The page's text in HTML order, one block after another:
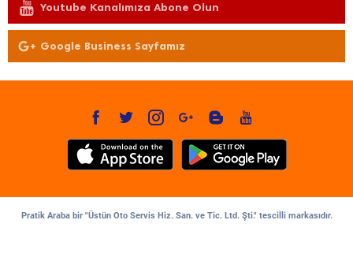
Youtube Kanalımıza Abone Olun
Google Business Sayfamız
Pratik Araba bir "Üstün Oto Servis Hiz. San. ve Tic. Ltd. Şti." tescilli markasıdır.